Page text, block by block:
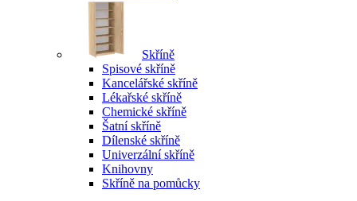
Skříně
Spisové skříně
Kancelářské skříně
Lékařské skříně
Chemické skříně
Šatní skříně
Dílenské skříně
Univerzální skříně
Knihovny
Skříně na pomůcky